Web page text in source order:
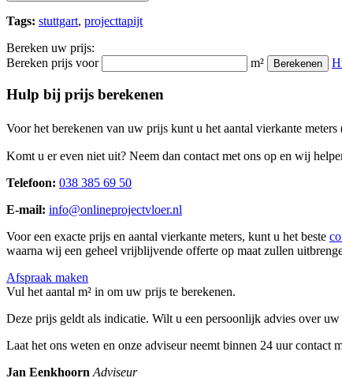
Tags: stuttgart, projecttapijt
Bereken uw prijs:
Bereken prijs voor
m² Berekenen
Hulp bij prijs berekenen
Voor het berekenen van uw prijs kunt u het aantal vierkante meters
Komt u er even niet uit? Neem dan contact met ons op en wij
Telefoon: 038 385 69 50
E-mail: info@onlineprojectvloer.nl
Voor een exacte prijs en aantal vierkante meters, kunt u het beste
waarna wij een geheel vrijblijvende offerte op maat zullen
Afspraak maken
Vul het aantal m² in om uw prijs te berekenen.
Deze prijs geldt als indicatie. Wilt u een persoonlijk advies over
Laat het ons weten en onze adviseur neemt binnen 24 uur contact
Jan Eenkhoorn Adviseur